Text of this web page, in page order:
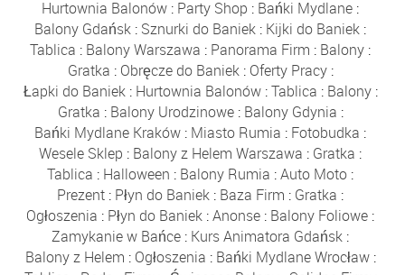
Hurtownia Balonów : Party Shop : Bańki Mydlane :
Balony Gdańsk : Sznurki do Baniek : Kijki do Baniek :
Tablica : Balony Warszawa : Panorama Firm : Balony :
Gratka : Obręcze do Baniek: Oferty Pracy:
Łapki do Baniek: Hurtownia Balonów:Tablica : Balony:
Gratka : Balony Urodzinowe: Balony Gdynia :
Bańki Mydlane Kraków : Miasto Rumia : Fotobudka :
Wesele Sklep : Balony z Helem Warszawa : Gratka :
Tablica : Halloween : Balony Rumia :Auto Moto :
Prezent : Płyn do Baniek : Baza Firm : Gratka :
Ogłoszenia : Płyn do Baniek :Anonse : Balony Foliowe :
Zamykanie w Bańce : Kurs Animatora Gdańsk :
Balony z Helem : Ogłoszenia : Bańki Mydlane Wrocław: